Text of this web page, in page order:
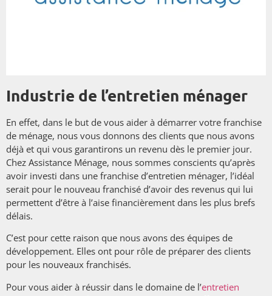
Industrie de l’entretien ménager
En effet, dans le but de vous aider à démarrer votre franchise
de ménage, nous vous donnons des clients que nous avons
déjà et qui vous garantirons un revenu dès le premier jour.
Chez Assistance Ménage, nous sommes conscients qu’après
avoir investi dans une franchise d’entretien ménager, l’idéal
serait pour le nouveau franchisé d’avoir des revenus qui lui
permettent d’être à l’aise financièrement dans les plus brefs
délais.
C’est pour cette raison que nous avons des équipes de
développement. Elles ont pour rôle de préparer des clients
pour les nouveaux franchisés.
Pour vous aider à réussir dans le domaine de l’entretien